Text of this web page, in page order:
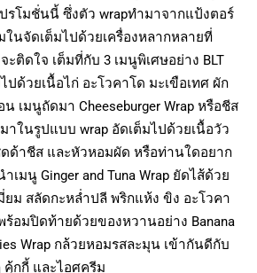
รโมชั่นนี้ ซึ่งตัว wrapทำมาจากแป้งตอร์
นจัดเต็มไปด้วยเครื่องหลากหลายที่
ติดใจ เต็มที่กับ 3 เมนูพิเศษอย่าง BLT
ปด้วยเนื้อไก่ อะโวคาโด มะเขือเทศ ผัก
เมนูถัดมา Cheeseburger Wrap หรือชีส
าในรูปแบบ wrap อัดเต็มไปด้วยเนื้อวัว
ดด้าชีส และหัวหอมผัด หรือท่านใดอยาก
เมนู Ginger and Tuna Wrap ยัดไส้ด้วย
ม สลัดกะหล่ำปลี พริกแห้ง ขิง อะโวคา
ร้อมปิดท้ายด้วยของหวานอย่าง Banana
Wrap กล้วยหอมรสละมุน เข้ากันดีกับ
กกี้ และไอศครีม